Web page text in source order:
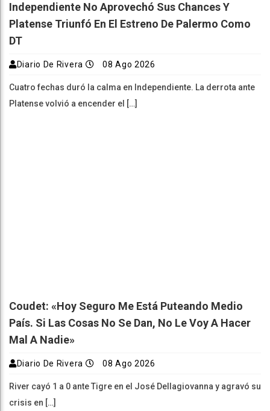
Independiente No Aprovechó Sus Chances Y
Platense Triunfó En El Estreno De Palermo Como
DT
Diario De Rivera 08 Ago 2026
Cuatro fechas duró la calma en Independiente. La derrota ante
Platense volvió a encender el […]
Coudet: «Hoy Seguro Me Está Puteando Medio
País. Si Las Cosas No Se Dan, No Le Voy A Hacer
Mal A Nadie»
Diario De Rivera 08 Ago 2026
River cayó 1 a 0 ante Tigre en el José Dellagiovanna y agravó su
crisis en […]